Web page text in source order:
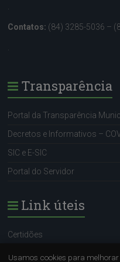
Contatos: (84) 3285-5036 –
Transparência
Portal da Transparência
Decretos e Informativos –
SIC e E-SIC
Portal do Servidor
Link úteis
Certidões
Portal do Servidor
Usamos cookies para